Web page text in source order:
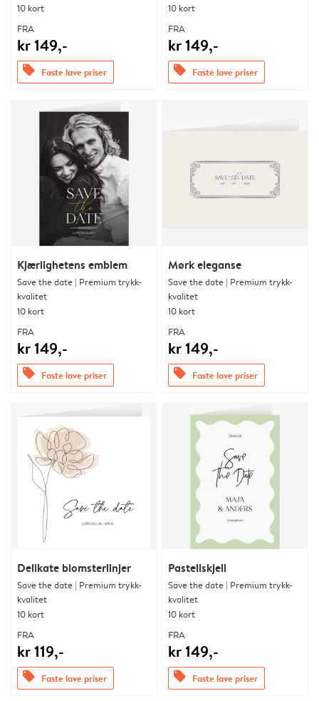
10 kort
FRA
kr 149,-
offers Faste lave priser
10 kort
FRA
kr 149,-
offers Faste lave priser
Kjærlighetens emblem
Save the date | Premium trykk-
kvalitet
10 kort
FRA
kr 149,-
offers Faste lave priser
Mørk eleganse
Save the date | Premium trykk-
kvalitet
10 kort
FRA
kr 149,-
offers Faste lave priser
Delikate blomsterlinjer
Save the date | Premium trykk-
kvalitet
10 kort
FRA
kr 119,-
offers Faste lave priser
Pastellskjell
Save the date | Premium trykk-
kvalitet
10 kort
FRA
kr 149,-
offers Faste lave priser